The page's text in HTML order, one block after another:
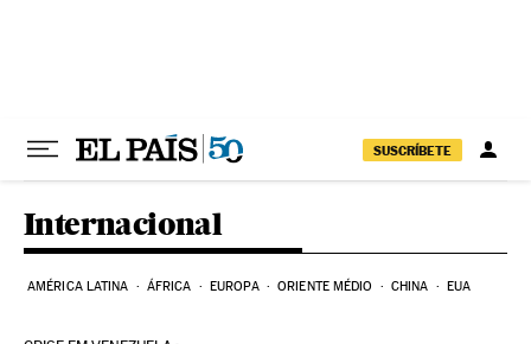
SUSCRÍBETE
Internacional
AMÉRICA LATINA ÁFRICA EUROPA ORIENTE MÉDIO CHINA EUA